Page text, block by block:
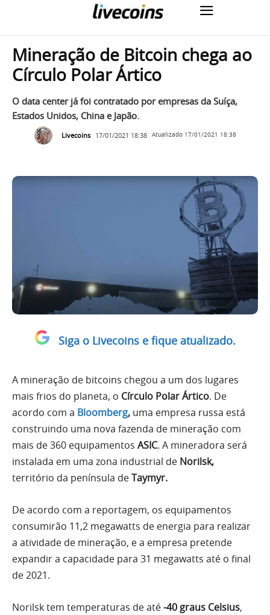
Mineração de Bitcoin chega ao
Círculo Polar Ártico
O data center já foi contratado por empresas da Suíça,
Estados Unidos, China e Japão.
Livecoins 17/01/2021 18:38 Atualizado 17/01/2021 18:38
Siga o Livecoins e fique atualizado.
A mineração de bitcoins chegou a um dos lugares
mais frios do planeta, o Círculo Polar Ártico. De
acordo com a Bloomberg, uma empresa russa está
construindo uma nova fazenda de mineração com
mais de 360 equipamentos ASIC. A mineradora será
instalada em uma zona industrial de Norilsk,
território da península deTaymyr.
De acordo com a reportagem, os equipamentos
consumirão 11,2 megawatts de energia para realizar
a atividade de mineração, e a empresa pretende
expandir a capacidade para 31 megawatts até o final
de 2021.
Norilsk tem temperaturas de até-40 graus Celsius,